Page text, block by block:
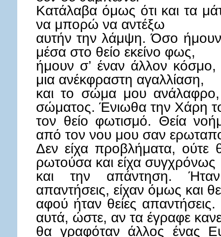
Κατάλαβα όμως ότι και τα
να μπορώ να αντέξω
αυτήν την λάμψη. Όσο
μέσα στο θείο εκείνο φως,
ήμουν σ’ έναν άλλον κόσμο,
μια ανέκφραστη αγαλλίαση,
και το σώμα μου ανάλαφρο,
σώματος. Ένιωθα την Χάρη
τον θείο φωτισμό. Θεία
από τον νου μου σαν
Δεν είχα προβλήματα,
ρωτούσα και είχα συγχρόνως
και την απάντηση.
απαντήσεις, είχαν όμως και
αφού ήταν θείες
αυτά, ώστε, αν τα έγραφε
θα γραφόταν άλλος ένας